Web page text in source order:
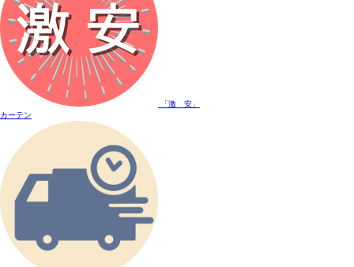
「激 安」
カーテン